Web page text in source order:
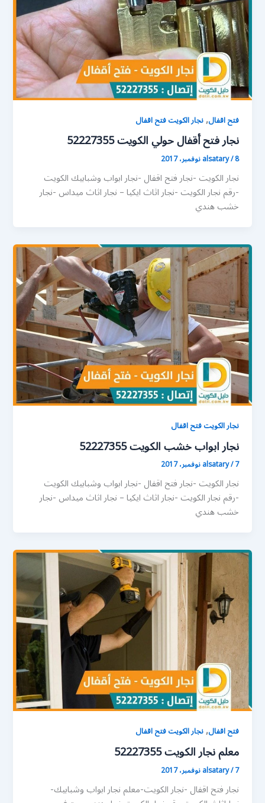
فتح اقفال,نجار الكويت فتح اقفال
نجار فتح أقفال حولي الكويت 52227355
alsatary/8 نوفمبر، 2017
نجار الكويت -نجار فتح اقفال -نجار ابواب وشبابيك الكويت
-رقم نجار الكويت -نجار اثاث ايكيا – نجار اثاث ميداس -نجار
خشب هندي
نجار الكويت فتح اقفال
نجار ابواب خشب الكويت 52227355
alsatary/7 نوفمبر، 2017
نجار الكويت -نجار فتح اقفال -نجار ابواب وشبابيك الكويت
-رقم نجار الكويت -نجار اثاث ايكيا – نجار اثاث ميداس -نجار
خشب هندي
فتح اقفال,نجار الكويت فتح اقفال
معلم نجار الكويت 52227355
alsatary/7 نوفمبر، 2017
نجار فتح اقفال -نجار الكويت-معلم نجار ابواب وشبابيك-